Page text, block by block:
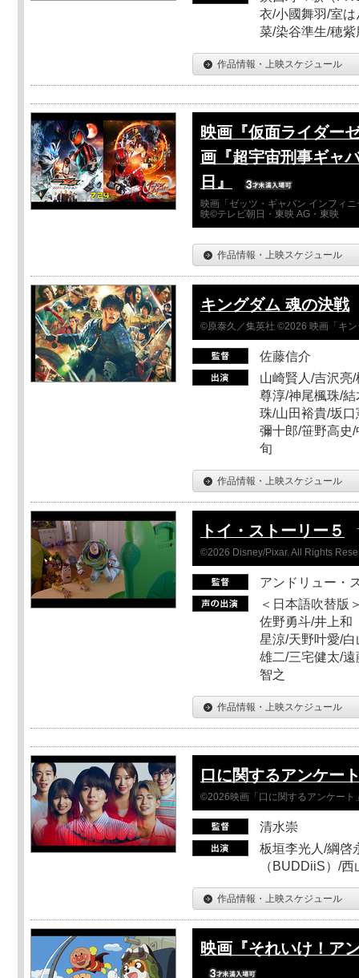
衣/小國舞羽/室
菜/染谷準生/穂
作品情報・上映スケジュール
映画『仮面ライダー
画『超宇宙刑事ギャ
日』
映画「ゼッツ・ギャバン インフィ
映©テレビ朝日・東映 AG・東映
作品情報・上映スケジュール
キングダム 魂の決戦
©原泰久／集英社 ©2026 映画「キ
佐藤信介
山崎賢人/吉沢亮
尊淳/神尾楓珠/
珠/山田裕貴/坂
彌十郎/笹野高史
旬
作品情報・上映スケジュール
トイ・ストーリー５
©2026 Disney/Pixar. All Rights
アンドリュー・
＜日本語吹替版
佐野勇斗/井上和
星涼/天野叶愛/
雄二/三宅健太/
智之
作品情報・上映スケジュール
口に関するアンケー
©2026映画「口に関するアンケート
清水崇
板垣李光人/綱啓
（BUDDiiS）/
作品情報・上映スケジュール
映画『それいけ！ア